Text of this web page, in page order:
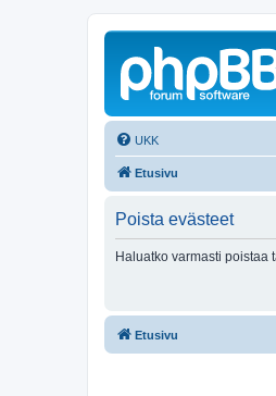
UKK
Etusivu
Poista evästeet
Haluatko varmasti poistaa
Etusivu